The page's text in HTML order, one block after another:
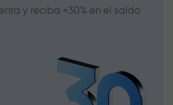
y reciba +30% en el saldo